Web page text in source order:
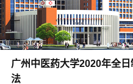
广州中医药大学2020年全
法